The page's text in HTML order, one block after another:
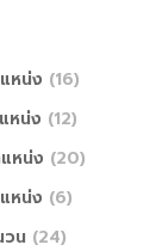
หน่ง (16)
หน่ง (12)
หน่ง (20)
หน่ง (6)
วน (24)